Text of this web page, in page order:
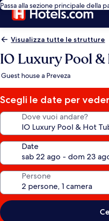
Passa alla sezione principale della
Visualizza tutte le strutture
IO Luxury Pool
Guest house a Preveza
Scegli le date per
Dove vuoi andare?
Date
Persone